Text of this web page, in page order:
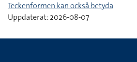
Teckenformen kan också betyda
Uppdaterat: 2026-08-07